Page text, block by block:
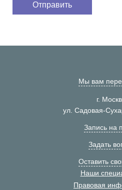
Мы вам
г.
ул. Садовая-
Запись на
Задать
Оставить
Наши
Правовая